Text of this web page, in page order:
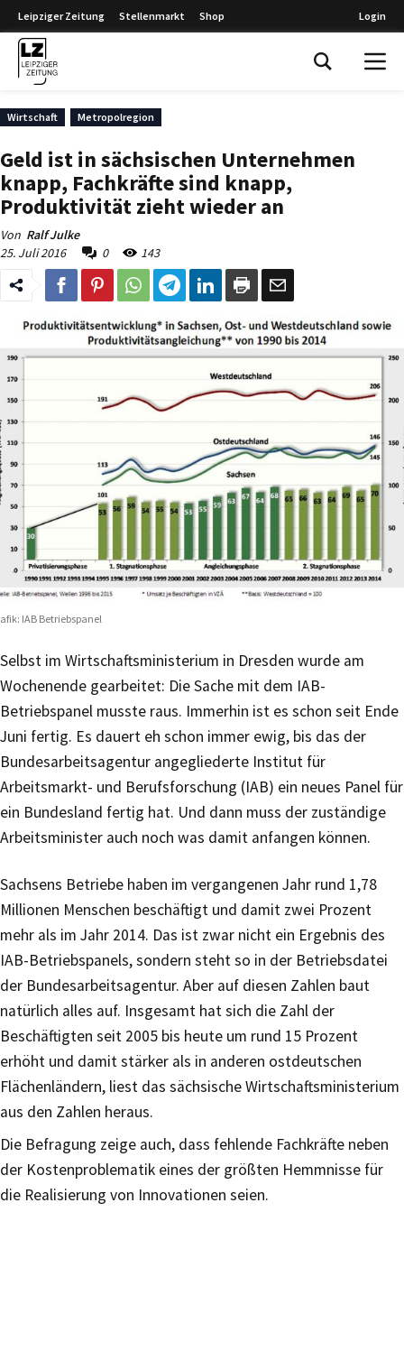
Leipziger Zeitung Stellenmarkt Shop Login
Wirtschaft Metropolregion
Geld ist in sächsischen Unternehmen
knapp, Fachkräfte sind knapp,
Produktivität zieht wieder an
Von Ralf Julke
25. Juli 2016
0 143
IAB Betriebspanel
Selbst im Wirtschaftsministerium in Dresden wurde am
Wochenende gearbeitet: Die Sache mit dem IAB-
Betriebspanel musste raus. Immerhin ist es schon seit Ende
Juni fertig. Es dauert eh schon immer ewig, bis das der
Bundesarbeitsagentur angegliederte Institut für
Arbeitsmarkt- und Berufsforschung (IAB) ein neues Panel für
ein Bundesland fertig hat. Und dann muss der zuständige
Arbeitsminister auch noch was damit anfangen können.
Sachsens Betriebe haben im vergangenen Jahr rund 1,78
Millionen Menschen beschäftigt und damit zwei Prozent
mehr als im Jahr 2014. Das ist zwar nicht ein Ergebnis des
IAB-Betriebspanels, sondern steht so in der Betriebsdatei
der Bundesarbeitsagentur. Aber auf diesen Zahlen baut
natürlich alles auf. Insgesamt hat sich die Zahl der
Beschäftigten seit 2005 bis heute um rund 15 Prozent
erhöht und damit stärker als in anderen ostdeutschen
Flächenländern, liest das sächsische Wirtschaftsministerium
aus den Zahlen heraus.
Die Befragung zeige auch, dass fehlende Fachkräfte neben
der Kostenproblematik eines der größten Hemmnisse für
die Realisierung von Innovationen seien.